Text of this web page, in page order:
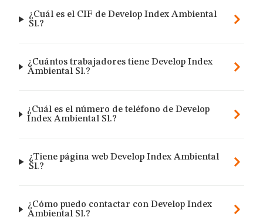
¿Cuál es el CIF de Develop Index Ambiental
Sl.?
¿Cuántos trabajadores tiene Develop Index
Ambiental Sl.?
¿Cuál es el número de teléfono de Develop
Index Ambiental Sl.?
¿Tiene página web Develop Index Ambiental
Sl.?
¿Cómo puedo contactar con Develop Index
Ambiental Sl.?